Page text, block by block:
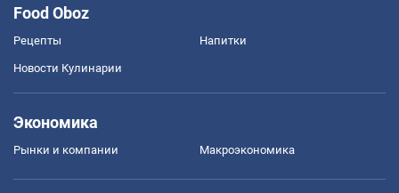
Food Oboz
Рецепты Напитки
Новости Кулинарии
Экономика
Рынки и компании Mакроэкономика